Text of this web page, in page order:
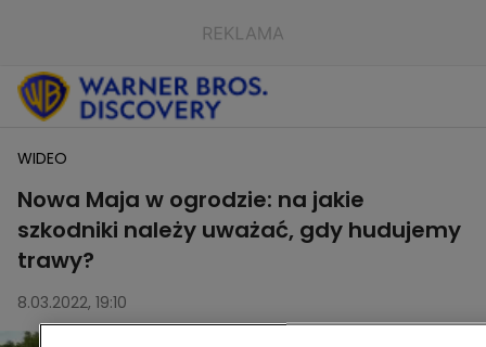
WIDEO
Nowa Maja w ogrodzie: na jakie
szkodniki należy uważać, gdy hudujemy
trawy?
8.03.2022, 19:10